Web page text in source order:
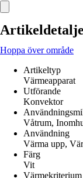
Hoppa över område
Artikeltyp
Värmeapparat
Utförande
Konvektor
Våtrum,
Användning
Värma upp,
Färg
Vit
Värmekriterium